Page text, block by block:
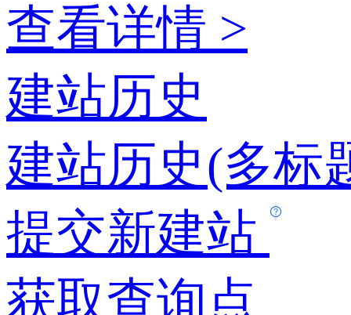
查看详情 >
建站历史
建站历史(多标
提交新建站
获取查询点